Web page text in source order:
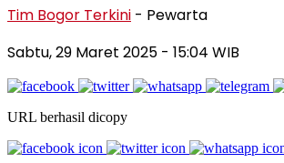
Tim Bogor Terkini - Pewarta
Sabtu, 29 Maret 2025 - 15:04 WIB
URL berhasil dicopy